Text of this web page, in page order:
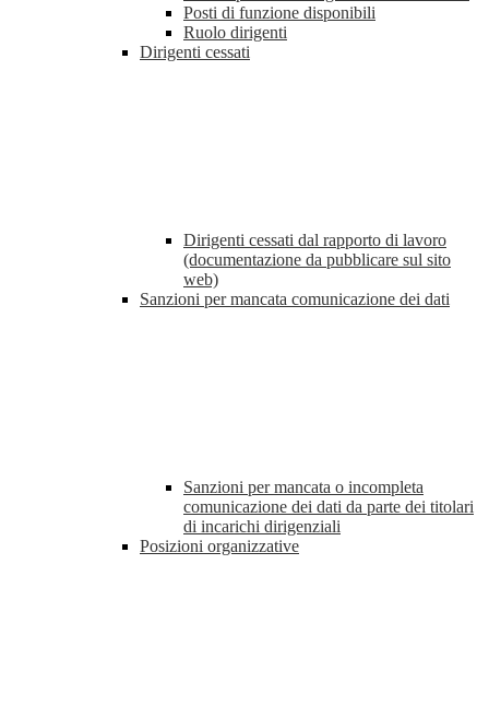
Posti di funzione disponibili
Ruolo dirigenti
Dirigenti cessati
Dirigenti cessati dal rapporto di lavoro
(documentazione da pubblicare sul sito
web)
Sanzioni per mancata comunicazione dei dati
Sanzioni per mancata o incompleta
comunicazione dei dati da parte dei titolari
di incarichi dirigenziali
Posizioni organizzative